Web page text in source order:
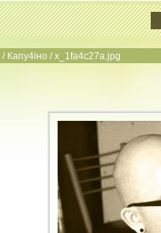
/ Капу4iно /x_1fa4c27a.jpg